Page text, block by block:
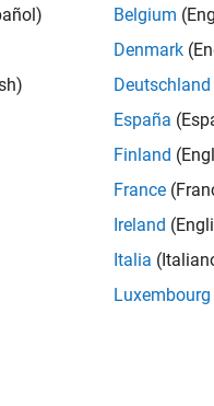
Belgium
Denmark
Deutschland
España
Finland
France
Ireland
Italia
Luxembourg